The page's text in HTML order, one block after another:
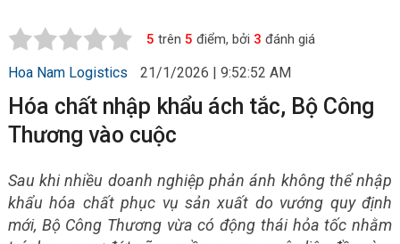
5 trên 5 điểm, bởi 3 đánh giá
Hoa Nam Logistics 21/1/2026 | 9:52:52 AM
Hóa chất nhập khẩu ách tắc, Bộ Công
Thương vào cuộc
Sau khi nhiều doanh nghiệp phản ánh không thể nhập
khẩu hóa chất phục vụ sản xuất do vướng quy định
mới, Bộ Công Thương vừa có động thái hỏa tốc nhằm